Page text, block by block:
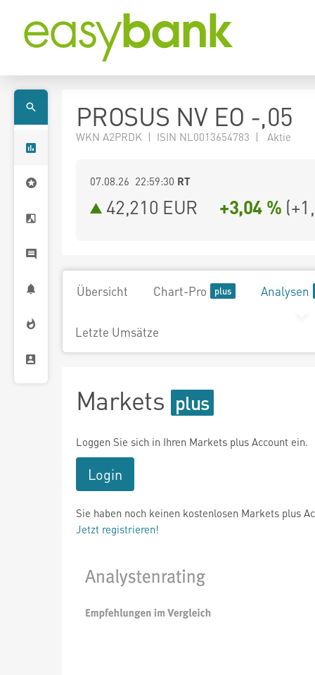
PROSUS NV EO -,05
WKN A2PRDK | ISIN NL0013654783 | Aktie
07.08.26 22:59:30 RT
42,210 EUR +3,04 % (
Übersicht Chart-Pro Analysen
Letzte Umsätze
Markets
Loggen Sie sich in Ihren Markets plus Account ein.
Login
Sie haben noch keinen kostenlosen Markets plus
Jetzt registrieren!